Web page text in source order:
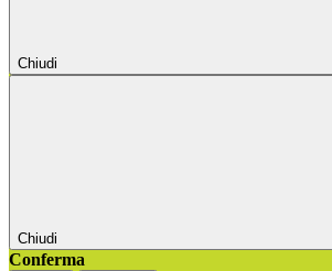
Chiudi
Chiudi
Conferma